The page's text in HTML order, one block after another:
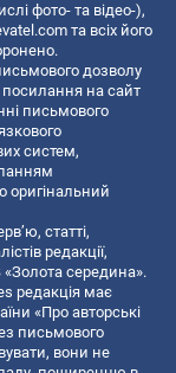
фото- та відео-),
та всіх його
дозволу
посилання на сайт
письмового
систем,
оригінальний
статті,
редакції,
середина».
редакція має
«Про авторські
письмового
вони не